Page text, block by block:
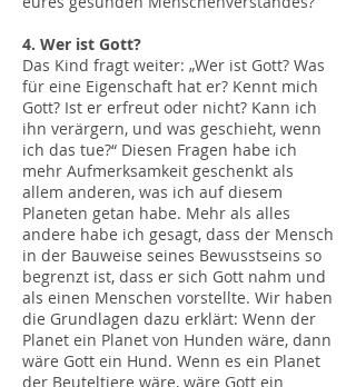
4. Wer ist Gott?
Das Kind fragt weiter: „Wer ist Gott? Was
für eine Eigenschaft hat er? Kennt mich
Gott? Ist er erfreut oder nicht? Kann ich
ihn verärgern, und was geschieht, wenn
ich das tue?“ Diesen Fragen habe ich
mehr Aufmerksamkeit geschenkt als
allem anderen, was ich auf diesem
Planeten getan habe. Mehr als alles
andere habe ich gesagt, dass der Mensch
in der Bauweise seines Bewusstseins so
begrenzt ist, dass er sich Gott nahm und
als einen Menschen vorstellte. Wir haben
die Grundlagen dazu erklärt: Wenn der
Planet ein Planet von Hunden wäre, dann
wäre Gott ein Hund. Wenn es ein Planet
der Beuteltiere wäre, wäre Gott ein